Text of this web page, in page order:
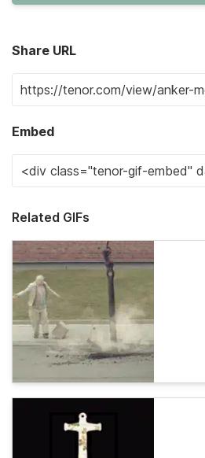
Share URL
Embed
Related GIFs